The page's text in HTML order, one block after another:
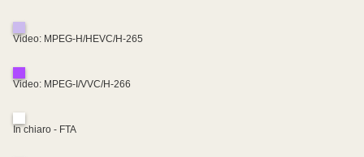
Video: MPEG-H/HEVC/H-265
Video: MPEG-I/VVC/H-266
In chiaro - FTA